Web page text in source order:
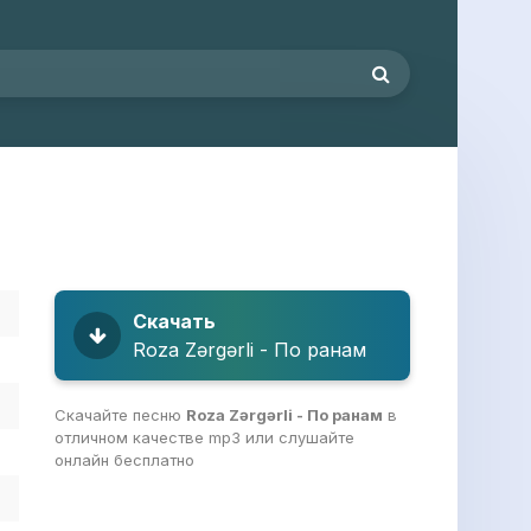
Скачать
Roza Zərgərli - По ранам
Скачайте песню Roza Zərgərli - По ранам в
отличном качестве mp3 или слушайте
онлайн бесплатно